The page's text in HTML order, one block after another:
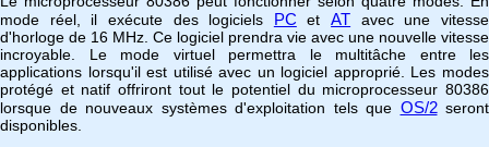
mode réel, il exécute des logiciels PC etAT avec une vitesse
d'horloge de 16 MHz. Ce logiciel prendra vie avec une nouvelle vitesse
incroyable. Le mode virtuel permettra le multitâche entre les
applications lorsqu'il est utilisé avec un logiciel approprié. Les modes
protégé et natif offriront tout le potentiel du microprocesseur 80386
lorsque de nouveaux systèmes d'exploitation tels que OS/2seront
disponibles.